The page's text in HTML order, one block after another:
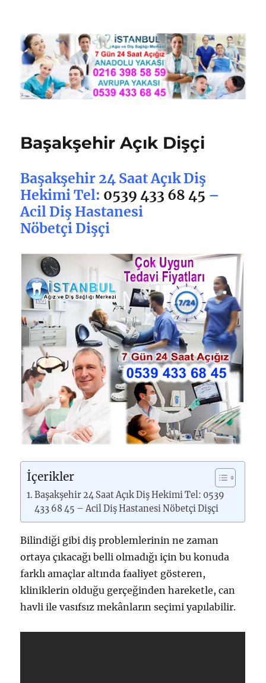
Nöbetçi Dişçi İstanbul
Başakşehir Açık Dişçi
Başakşehir 24 Saat Açık Diş
Hekimi Tel: 0539 433 68 45 –
Acil Diş Hastanesi
Nöbetçi Dişçi
İçerikler
Başakşehir 24 Saat Açık Diş Hekimi Tel: 0539
433 68 45 – Acil Diş Hastanesi Nöbetçi Dişçi
Bilindiği gibi diş problemlerinin ne zaman
ortaya çıkacağı belli olmadığı için bu konuda
farklı amaçlar altında faaliyet gösteren,
kliniklerin olduğu gerçeğinden hareketle, can
havli ile vasıfsız mekânların seçimi yapılabilir.